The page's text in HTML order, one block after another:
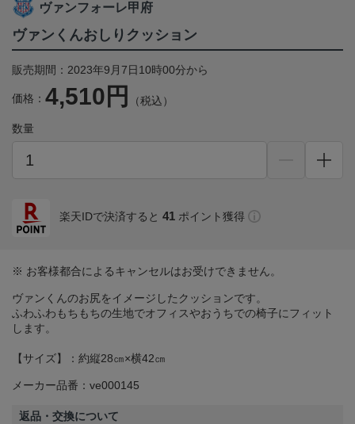
ヴァンフォーレ甲府
ヴァンくんおしりクッション
販売期間：2023年9月7日10時00分から
価格： 4,510円 （税込）
数量
楽天IDで決済すると 41 ポイント獲得
※ お客様都合によるキャンセルはお受けできません。
ヴァンくんのお尻をイメージしたクッションです。
ふわふわもちもちの生地でオフィスやおうちでの椅子にフィット
します。
【サイズ】：約縦28㎝×横42㎝
メーカー品番：ve000145
返品・交換について